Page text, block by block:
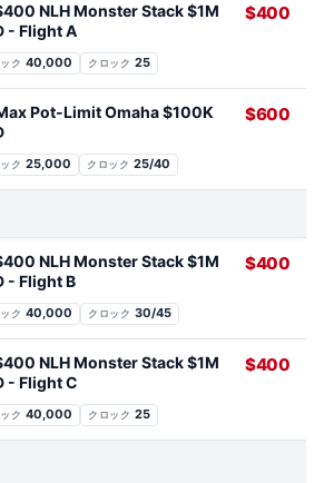
NLH Monster Stack $1M
- Flight A
ク 40,000 クロック 25
$400
Pot-Limit Omaha $100K
ク 25,000 クロック 25/40
$600
NLH Monster Stack $1M
- Flight B
ク 40,000 クロック 30/45
$400
NLH Monster Stack $1M
- Flight C
ク 40,000 クロック 25
$400